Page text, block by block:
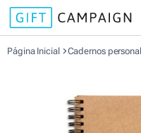
Página Inicial Cadernos